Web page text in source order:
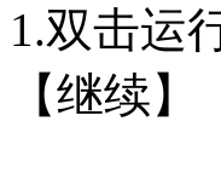
1.双击运
【继续】